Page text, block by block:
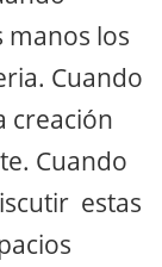
manos los
Cuando
creación
Cuando
estas